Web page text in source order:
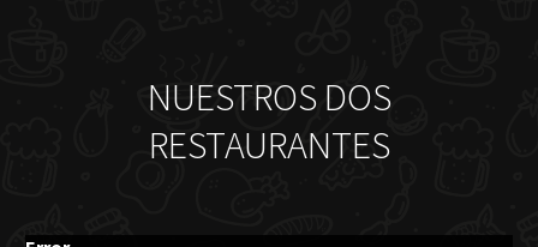
NUESTROS DOS
RESTAURANTES